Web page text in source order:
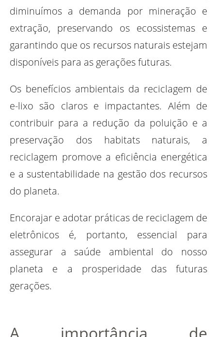
diminuímos a demanda por mineração e
extração, preservando os ecossistemas e
garantindo que os recursos naturais estejam
disponíveis para as gerações futuras.
Os benefícios ambientais da reciclagem de
e-lixo são claros e impactantes. Além de
contribuir para a redução da poluição e a
preservação dos habitats naturais, a
reciclagem promove a eficiência energética
e a sustentabilidade na gestão dos recursos
do planeta.
Encorajar e adotar práticas de reciclagem de
eletrônicos é, portanto, essencial para
assegurar a saúde ambiental do nosso
planeta e a prosperidade das futuras
gerações.